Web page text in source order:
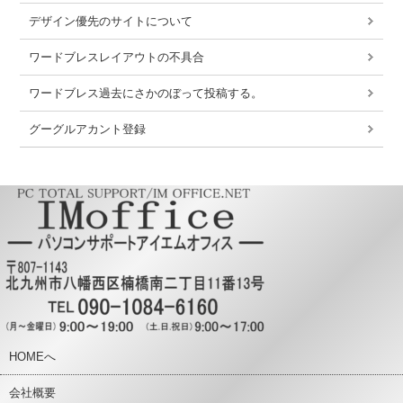
デザイン優先のサイトについて
ワードブレスレイアウトの不具合
ワードブレス過去にさかのぼって投稿する。
グーグルアカント登録
HOMEへ
会社概要